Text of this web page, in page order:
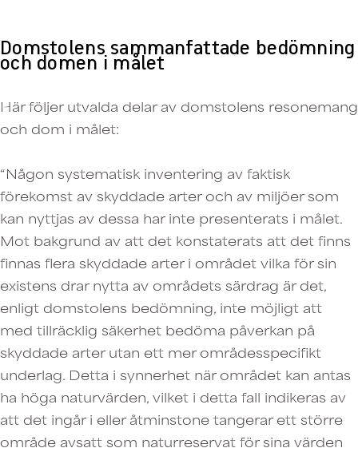
Domstolens sammanfattade bedömning
och domen i målet
Här följer utvalda delar av domstolens resonemang
och dom i målet:
“Någon systematisk inventering av faktisk
förekomst av skyddade arter och av miljöer som
kan nyttjas av dessa har inte presenterats i målet.
Mot bakgrund av att det konstaterats att det finns
finnas flera skyddade arter i området vilka för sin
existens drar nytta av områdets särdrag är det,
enligt domstolens bedömning, inte möjligt att
med tillräcklig säkerhet bedöma påverkan på
skyddade arter utan ett mer områdesspecifikt
underlag. Detta i synnerhet när området kan antas
ha höga naturvärden, vilket i detta fall indikeras av
att det ingår i eller åtminstone tangerar ett större
område avsatt som naturreservat för sina värden